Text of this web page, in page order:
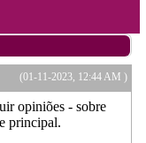
(01-11-2023, 12:44 AM )
opiniões - sobre
principal.